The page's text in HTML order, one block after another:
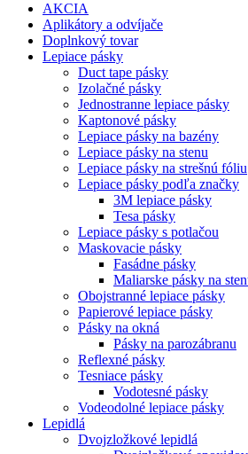
AKCIA
Aplikátory a odvíjače
Doplnkový tovar
Lepiace pásky
Duct tape pásky
Izolačné pásky
Jednostranne lepiace pásky
Kaptonové pásky
Lepiace pásky na bazény
Lepiace pásky na stenu
Lepiace pásky na strešnú fóliu
Lepiace pásky podľa značky
3M lepiace pásky
Tesa pásky
Lepiace pásky s potlačou
Maskovacie pásky
Fasádne pásky
Maliarske pásky na
Obojstranné lepiace pásky
Papierové lepiace pásky
Pásky na okná
Pásky na parozábranu
Reflexné pásky
Tesniace pásky
Vodotesné pásky
Vodeodolné lepiace pásky
Lepidlá
Dvojzložkové lepidlá